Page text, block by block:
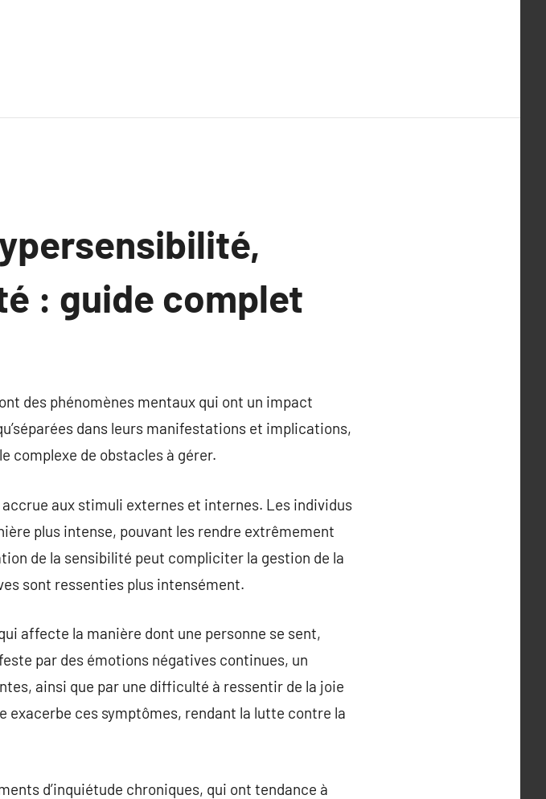
: guide complet
des phénomènes mentaux qui ont un impact
dans leurs manifestations et implications,
complexe de obstacles à gérer.
aux stimuli externes et internes. Les individus
plus intense, pouvant les rendre extrêmement
de la sensibilité peut compliciter la gestion de la
sont ressenties plus intensément.
affecte la manière dont une personne se sent,
par des émotions négatives continues, un
ainsi que par une difficulté à ressentir de la joie
exacerbe ces symptômes, rendant la lutte contre la
d’inquiétude chroniques, qui ont tendance à